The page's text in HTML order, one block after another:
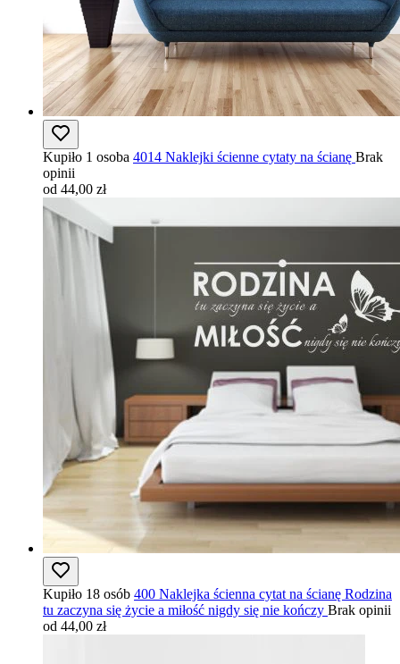
Kupiło 1 osoba 4014 Naklejki ścienne cytaty na ścianę Brak
opinii
od 44,00 zł
Kupiło 18 osób 400 Naklejka ścienna cytat na ścianę Rodzina
tu zaczyna się życie a miłość nigdy się nie kończy Brak opinii
od 44,00 zł